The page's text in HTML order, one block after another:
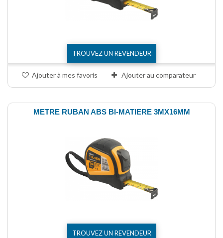
TROUVEZ UN REVENDEUR
Ajouter à mes favoris Ajouter au comparateur
METRE RUBAN ABS BI-MATIERE 3MX16MM
TROUVEZ UN REVENDEUR